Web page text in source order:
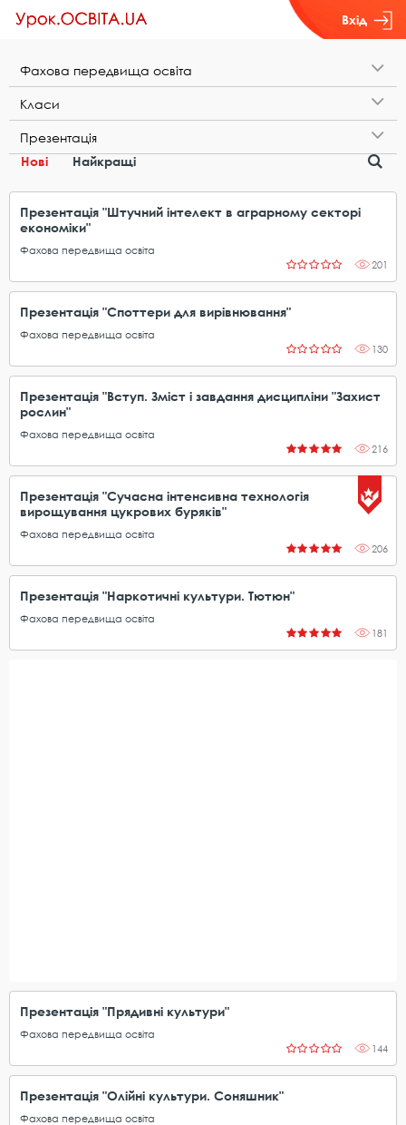
Вхід
Ф​а​х​о​в​а​ ​п​е​р​е​д​в​и​щ​а​ ​о​с​в​і​т​а
К​л​а​с​и
П​р​е​з​е​н​т​а​ц​і​я
Нові
Найкращі
Презентація "Штучний інтелект в аграрному секторі
економіки"
Фахова передвища освіта
201
Презентація "Споттери для вирівнювання"
Фахова передвища освіта
130
Презентація "Вступ. Зміст і завдання дисципліни "Захист
рослин"
Фахова передвища освіта
216
Презентація "Сучасна інтенсивна технологія
вирощування цукрових буряків"
Фахова передвища освіта
206
Презентація "Наркотичні культури. Тютюн"
Фахова передвища освіта
181
Презентація "Прядивні культури"
Фахова передвища освіта
144
Презентація "Олійні культури. Соняшник"
Фахова передвища освіта